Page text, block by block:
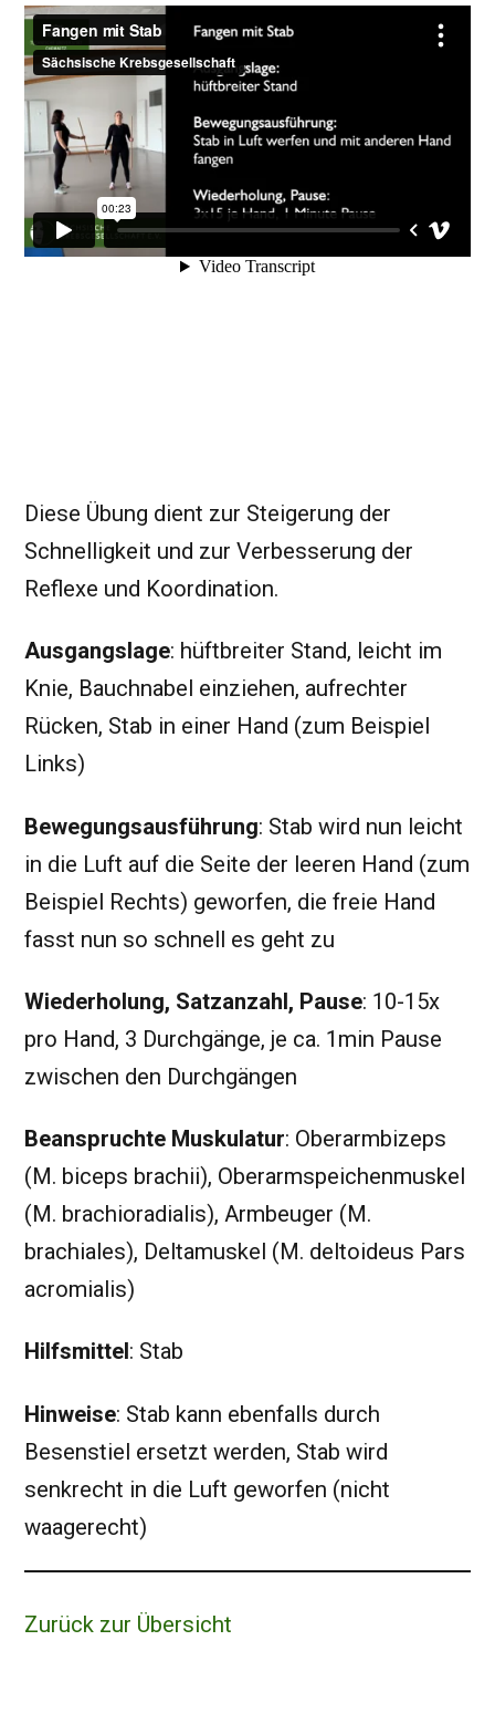
Diese Übung dient zur Steigerung der
Schnelligkeit und zur Verbesserung der
Reflexe und Koordination.
Ausgangslage: hüftbreiter Stand, leicht im
Knie, Bauchnabel einziehen, aufrechter
Rücken, Stab in einer Hand (zum Beispiel
Links)
Bewegungsausführung: Stab wird nun leicht
in die Luft auf die Seite der leeren Hand (zum
Beispiel Rechts) geworfen, die freie Hand
fasst nun so schnell es geht zu
Wiederholung, Satzanzahl, Pause: 10-15x
pro Hand, 3 Durchgänge, je ca. 1min Pause
zwischen den Durchgängen
Beanspruchte Muskulatur: Oberarmbizeps
(M. biceps brachii), Oberarmspeichenmuskel
(M. brachioradialis), Armbeuger (M.
brachiales), Deltamuskel (M. deltoideus Pars
acromialis)
Hilfsmittel: Stab
Hinweise: Stab kann ebenfalls durch
Besenstiel ersetzt werden, Stab wird
senkrecht in die Luft geworfen (nicht
waagerecht)
Zurück zur Übersicht